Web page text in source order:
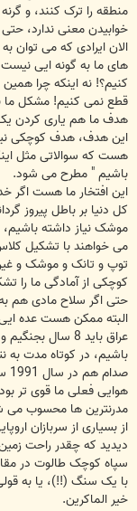
منطقه را ترک کنند، و
خوابیدن معنی ندارد،
الان ایرادی که می
های ما به گونه ایی
کنیم؟! نه اینکه چرا
قطع نمی کنیم! مشکل ما
هدف ما هم یاری کردن
این هدف، هدف کوچکی
هست که سوالاتی مثل
باشیم " مطرح می شود.
این افتخار ما هست اگر
کل دنیا بر باطل پیروز
موشک نیاز داشته
می خواهند با تشکیل
توپ و تانک و موشک و
کوچکی از آمادگی ما را
حتی اگر سلاح مادی هم
البته ممکن هست عده
عراق باید 8 سال
باشیم، در کوتاه مدت
هوایی فعلی ما قوی تر
از بسیاری از سربازان
دیدید که چقدر راحت
سپاه کوچک طالوت در
با یک سنگ (!!)، یا به قولی
خیر الماکرین.